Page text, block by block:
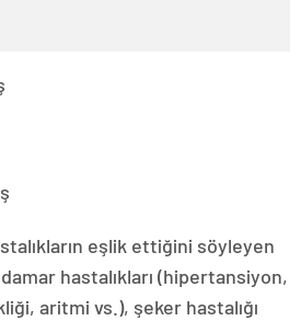
eşlik ettiğini söyleyen
hastalıkları (hipertansiyon,
aritmi vs.), şeker hastalığı